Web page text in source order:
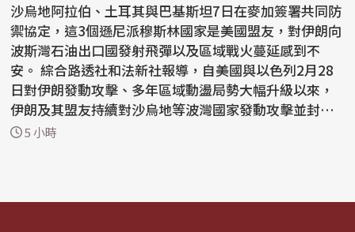
沙烏地阿拉伯、土耳其與巴基斯坦7日在麥加簽署共同防
禦協定，這3個遜尼派穆斯林國家是美國盟友，對伊朗向
波斯灣石油出口國發射飛彈以及區域戰火蔓延感到不
安。 綜合路透社和法新社報導，自美國與以色列2月28
日對伊朗發動攻擊、多年區域動盪局勢大幅升級以來，
伊朗及其盟友持續對沙烏地等波灣國家發動攻擊並封鎖
能源運...
5 小時